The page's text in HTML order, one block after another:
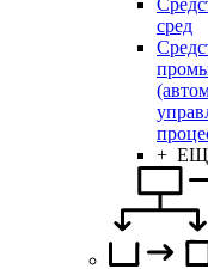
сред
+